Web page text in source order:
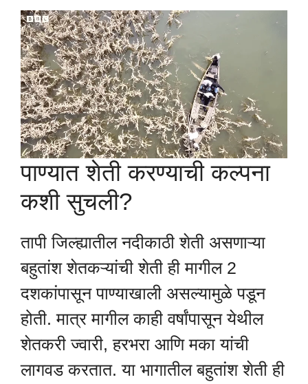
पाण्यात शेती करण्याची कल्पना
कशी सुचली?
तापी जिल्ह्यातील नदीकाठी शेती असणाऱ्या
बहुतांश शेतकऱ्यांची शेती ही मागील 2
दशकांपासून पाण्याखाली असल्यामुळे पडून
होती. मात्र मागील काही वर्षांपासून येथील
शेतकरी ज्वारी, हरभरा आणि मका यांची
लागवड करतात. या भागातील बहुतांश शेती ही